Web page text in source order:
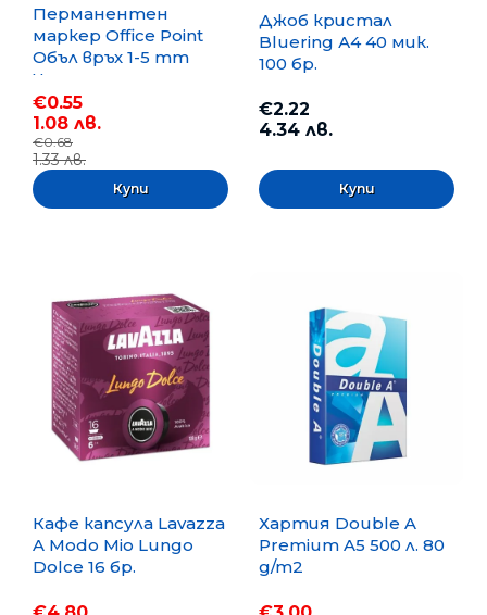
Перманентен
маркер Office Point
Объл връх 1-5 mm
Черен
€0.55
1.08 лв.
€0.68
1.33 лв.
Джоб кристал
Bluering А4 40 мик.
100 бр.
€2.22
4.34 лв.
Кафе капсула Lavazza
A Modo Mio Lungo
Dolce 16 бр.
Хартия Double A
Premium A5 500 л. 80
g/m2